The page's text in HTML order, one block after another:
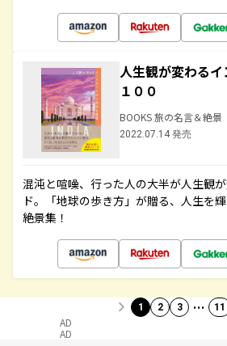
人生観が変わる
１００
BOOKS 旅の名言＆絶景
2022.07.14 発売
混沌と喧噪、行った人の大半が人生観
ド。「地球の歩き方」が贈る、人生を
絶景集！
1 2 3 … 11
AD
AD